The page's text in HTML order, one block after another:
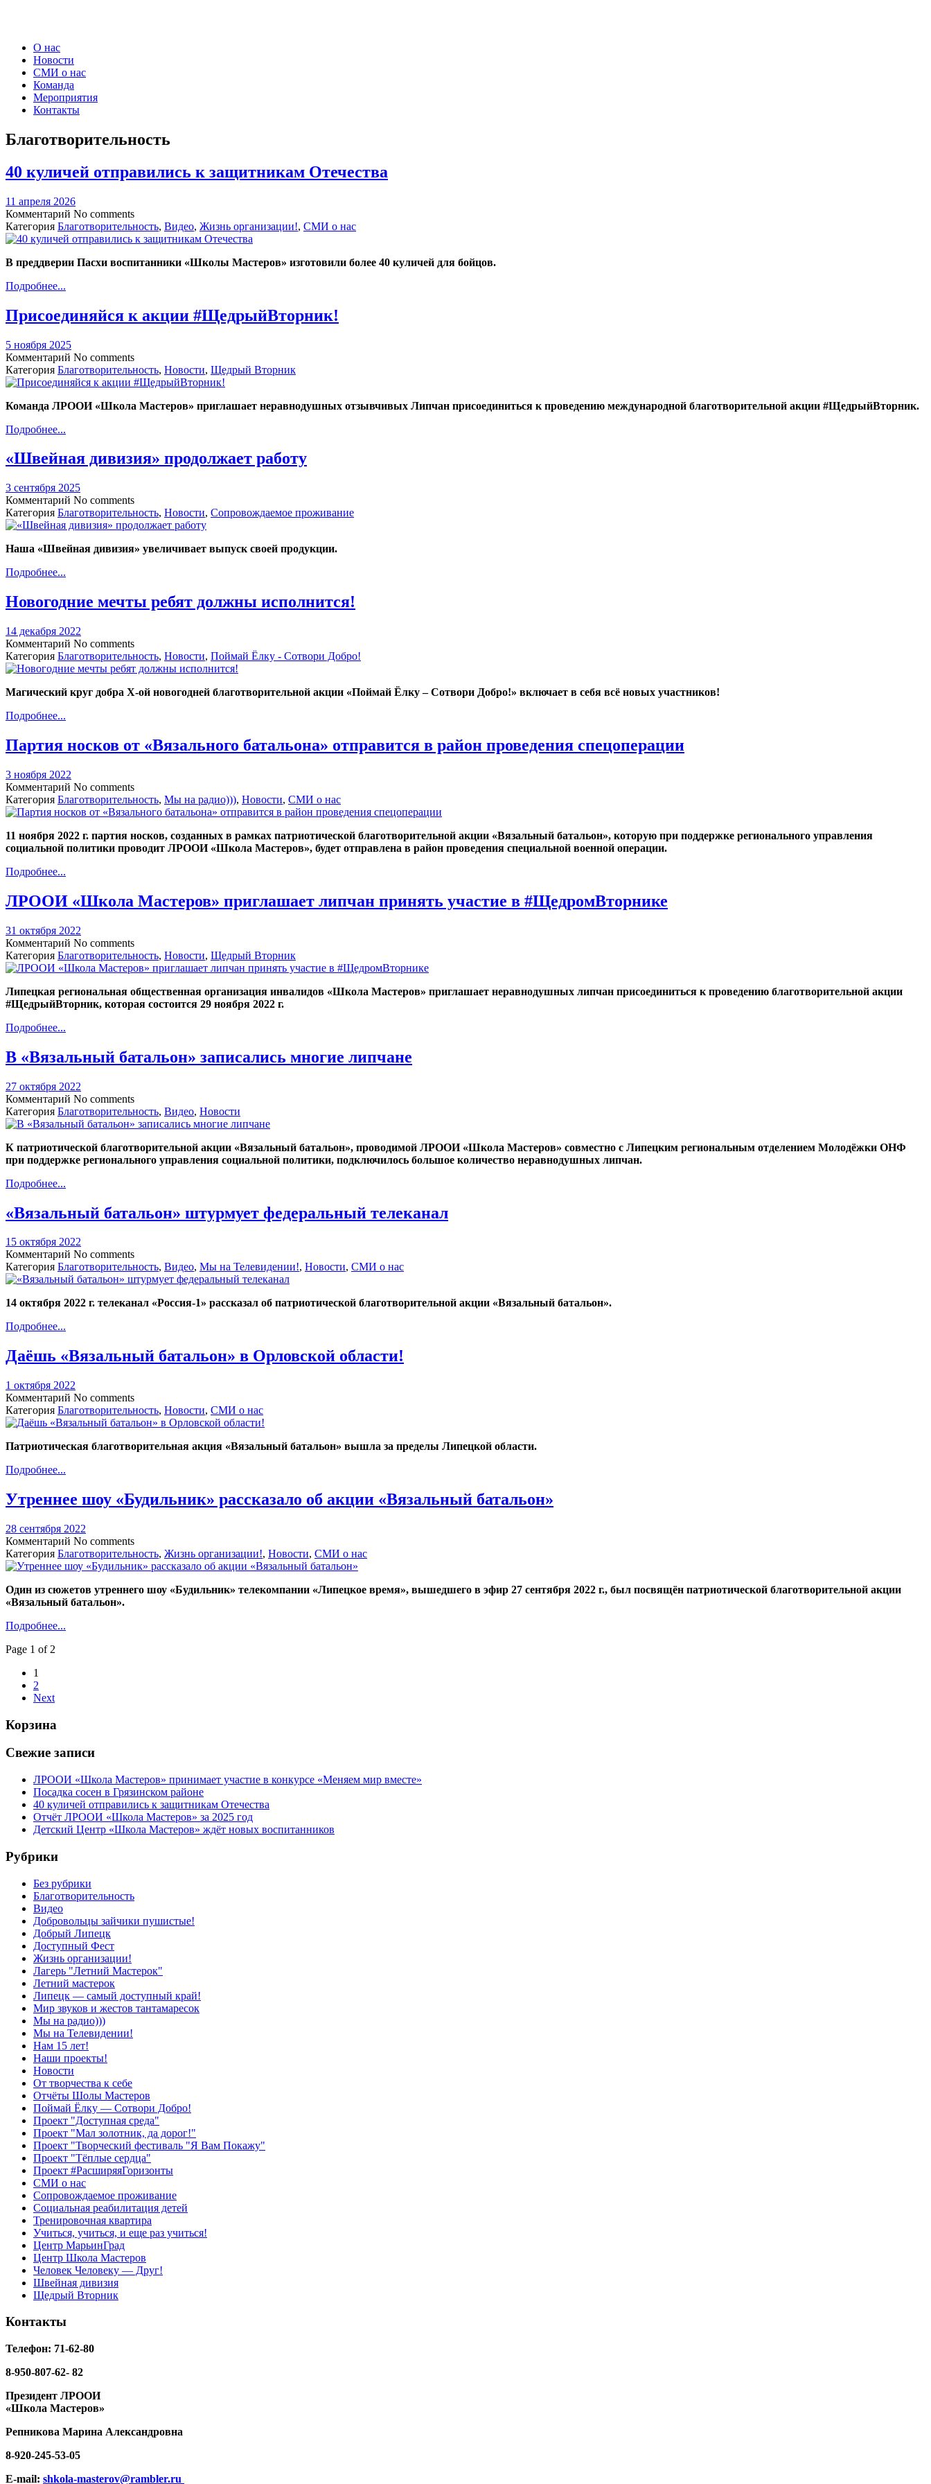
О нас
Новости
СМИ о нас
Команда
Мероприятия
Контакты
Благотворительность
40 куличей отправились к защитникам Отечества
11 апреля 2026
Комментарий No comments
Категория Благотворительность, Видео, Жизнь организации!, СМИ о нас
В преддверии Пасхи воспитанники «Школы Мастеров» изготовили более 40 куличей для бойцов.
Подробнее...
Присоединяйся к акции #ЩедрыйВторник!
5 ноября 2025
Комментарий No comments
Категория Благотворительность, Новости, Щедрый Вторник
Команда ЛРООИ «Школа Мастеров» приглашает неравнодушных отзывчивых Липчан присоединиться к проведению международной благотворительной акции #ЩедрыйВторник.
Подробнее...
«Швейная дивизия» продолжает работу
3 сентября 2025
Комментарий No comments
Категория Благотворительность, Новости, Сопровождаемое проживание
Наша «Швейная дивизия» увеличивает выпуск своей продукции.
Подробнее...
Новогодние мечты ребят должны исполнится!
14 декабря 2022
Комментарий No comments
Категория Благотворительность, Новости, Поймай Ёлку - Сотвори Добро!
Магический круг добра Х-ой новогодней благотворительной акции «Поймай Ёлку – Сотвори Добро!» включает в себя всё новых участников!
Подробнее...
Партия носков от «Вязального батальона» отправится в район проведения спецоперации
3 ноября 2022
Комментарий No comments
Категория Благотворительность, Мы на радио))), Новости, СМИ о нас
11 ноября 2022 г. партия носков, созданных в рамках патриотической благотворительной акции «Вязальный батальон», которую при поддержке регионального управления
социальной политики проводит ЛРООИ «Школа Мастеров», будет отправлена в район проведения специальной военной операции.
Подробнее...
ЛРООИ «Школа Мастеров» приглашает липчан принять участие в #ЩедромВторнике
31 октября 2022
Комментарий No comments
Категория Благотворительность, Новости, Щедрый Вторник
Липецкая региональная общественная организация инвалидов «Школа Мастеров» приглашает неравнодушных липчан присоединиться к проведению благотворительной акции
#ЩедрыйВторник, которая состоится 29 ноября 2022 г.
Подробнее...
В «Вязальный батальон» записались многие липчане
27 октября 2022
Комментарий No comments
Категория Благотворительность, Видео, Новости
К патриотической благотворительной акции «Вязальный батальон», проводимой ЛРООИ «Школа Мастеров» совместно с Липецким региональным отделением Молодёжки ОНФ
при поддержке регионального управления социальной политики, подключилось большое количество неравнодушных липчан.
Подробнее...
«Вязальный батальон» штурмует федеральный телеканал
15 октября 2022
Комментарий No comments
Категория Благотворительность, Видео, Мы на Телевидении!, Новости, СМИ о нас
14 октября 2022 г. телеканал «Россия-1» рассказал об патриотической благотворительной акции «Вязальный батальон».
Подробнее...
Даёшь «Вязальный батальон» в Орловской области!
1 октября 2022
Комментарий No comments
Категория Благотворительность, Новости, СМИ о нас
Патриотическая благотворительная акция «Вязальный батальон» вышла за пределы Липецкой области.
Подробнее...
Утреннее шоу «Будильник» рассказало об акции «Вязальный батальон»
28 сентября 2022
Комментарий No comments
Категория Благотворительность, Жизнь организации!, Новости, СМИ о нас
Один из сюжетов утреннего шоу «Будильник» телекомпании «Липецкое время», вышедшего в эфир 27 сентября 2022 г., был посвящён патриотической благотворительной акции
«Вязальный батальон».
Подробнее...
Page 1 of 2
1
2
Next
Корзина
Свежие записи
ЛРООИ «Школа Мастеров» принимает участие в конкурсе «Меняем мир вместе»
Посадка сосен в Грязинском районе
40 куличей отправились к защитникам Отечества
Отчёт ЛРООИ «Школа Мастеров» за 2025 год
Детский Центр «Школа Мастеров» ждёт новых воспитанников
Рубрики
Без рубрики
Благотворительность
Видео
Добровольцы зайчики пушистые!
Добрый Липецк
Доступный Фест
Жизнь организации!
Лагерь "Летний Мастерок"
Летний мастерок
Липецк — самый доступный край!
Мир звуков и жестов тантамаресок
Мы на радио)))
Мы на Телевидении!
Нам 15 лет!
Наши проекты!
Новости
От творчества к себе
Отчёты Шолы Мастеров
Поймай Ёлку — Сотвори Добро!
Проект "Доступная среда"
Проект "Мал золотник, да дорог!"
Проект "Творческий фестиваль "Я Вам Покажу"
Проект "Тёплые сердца"
Проект #РасширяяГоризонты
СМИ о нас
Сопровождаемое проживание
Социальная реабилитация детей
Тренировочная квартира
Учиться, учиться, и еще раз учиться!
Центр МарьинГрад
Центр Школа Мастеров
Человек Человеку — Друг!
Швейная дивизия
Щедрый Вторник
Контакты
Телефон: 71-62-80
8-950-807-62- 82
Президент ЛРООИ
«Школа Мастеров»
Репникова Марина Александровна
8-920-245-53-05
E-mail: shkola-masterov@rambler.ru